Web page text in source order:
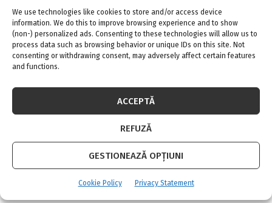
We use technologies like cookies to store and/or access device
information. We do this to improve browsing experience and to show
(non-) personalized ads. Consenting to these technologies will allow us to
process data such as browsing behavior or unique IDs on this site. Not
consenting or withdrawing consent, may adversely affect certain features
and functions.
ACCEPTĂ
REFUZĂ
GESTIONEAZĂ OPȚIUNI
Cookie Policy Privacy Statement
ARTICOLE RECENTE
Confort termic pe timpul verii cu soluțiile de
climatizare de la Casa Instalatorului
Top 5 meserii în domeniul construcțiilor